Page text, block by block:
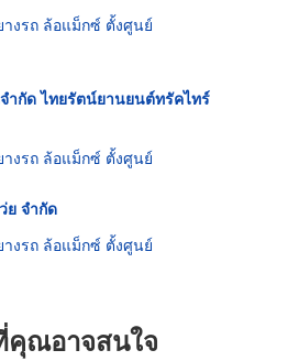
างรถ ล้อแม็กซ์ ตั้งศูนย์
ำกัด ไทยรัตน์ยานยนต์ทรัคไทร์
างรถ ล้อแม็กซ์ ตั้งศูนย์
ย จำกัด
างรถ ล้อแม็กซ์ ตั้งศูนย์
คุณอาจสนใจ